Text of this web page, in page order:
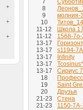
+
+
+
7
8
9
молния-
10
11-12
Школа
11-12
1568-7о-
13-17
13-17
s1194-
13-17
Infinity
13-17
13-17
Сириус
18
19
Saint
20
Друзья
21-23
Стена
21-23
1150-7А-